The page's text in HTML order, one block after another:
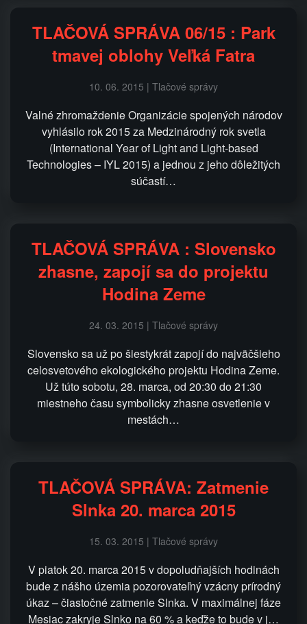
TLAČOVÁ SPRÁVA 06/15 : Park
tmavej oblohy Veľká Fatra
10. 06. 2015 | Tlačové správy
Valné zhromaždenie Organizácie spojených národov
vyhlásilo rok 2015 za Medzinárodný rok svetla
(International Year of Light and Light-based
Technologies – IYL 2015) a jednou z jeho dôležitých
súčastí…
TLAČOVÁ SPRÁVA : Slovensko
zhasne, zapojí sa do projektu
Hodina Zeme
24. 03. 2015 | Tlačové správy
Slovensko sa už po šiestykrát zapojí do najväčšieho
celosvetového ekologického projektu Hodina Zeme.
Už túto sobotu, 28. marca, od 20:30 do 21:30
miestneho času symbolicky zhasne osvetlenie v
mestách…
TLAČOVÁ SPRÁVA: Zatmenie
Slnka 20. marca 2015
15. 03. 2015 | Tlačové správy
V piatok 20. marca 2015 v dopoludňajších hodinách
bude z nášho územia pozorovateľný vzácny prírodný
úkaz – čiastočné zatmenie Slnka. V maximálnej fáze
Mesiac zakryje Slnko na 60 % a keďže to bude v j…